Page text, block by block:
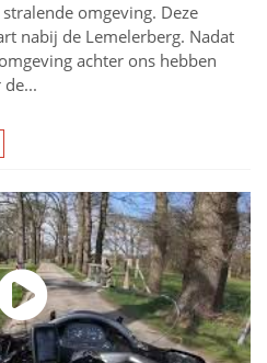
omgeving. Deze
nabij de Lemelerberg. Nadat
achter ons hebben